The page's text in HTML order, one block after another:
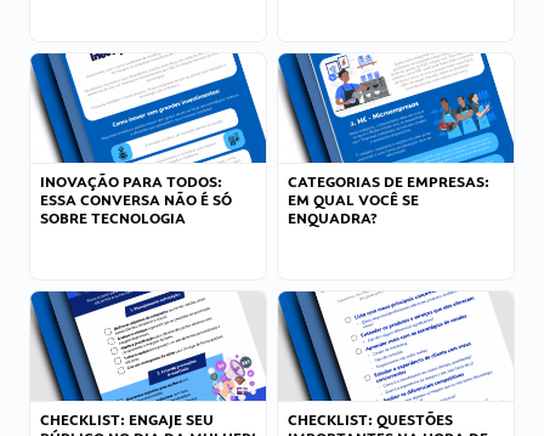
INOVAÇÃO PARA TODOS:
ESSA CONVERSA NÃO É SÓ
SOBRE TECNOLOGIA
CATEGORIAS DE EMPRESAS:
EM QUAL VOCÊ SE
ENQUADRA?
CHECKLIST: ENGAJE SEU
CHECKLIST: QUESTÕES